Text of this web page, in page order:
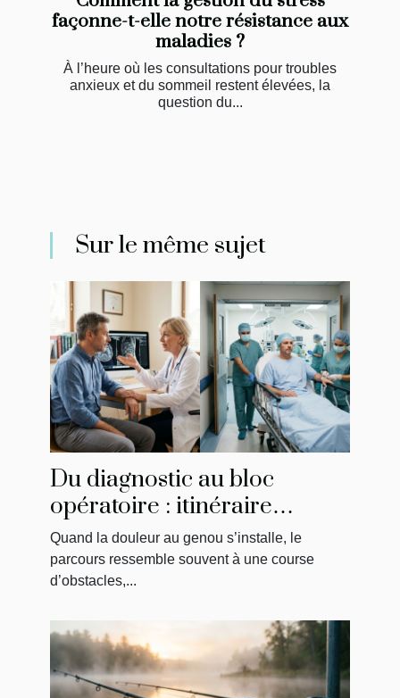
façonne-t-elle notre résistance aux
maladies ?
À l’heure où les consultations pour troubles
anxieux et du sommeil restent élevées, la
question du...
Sur le même sujet
Du diagnostic au bloc
opératoire : itinéraire
singulier d’un patient
Quand la douleur au genou s’installe, le
parcours ressemble souvent à une course
d’obstacles,...